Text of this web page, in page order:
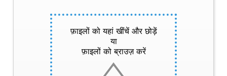
फ़ाइलों को यहां खींचें और छोड़ें
या
फ़ाइलों को ब्राउज़ करें